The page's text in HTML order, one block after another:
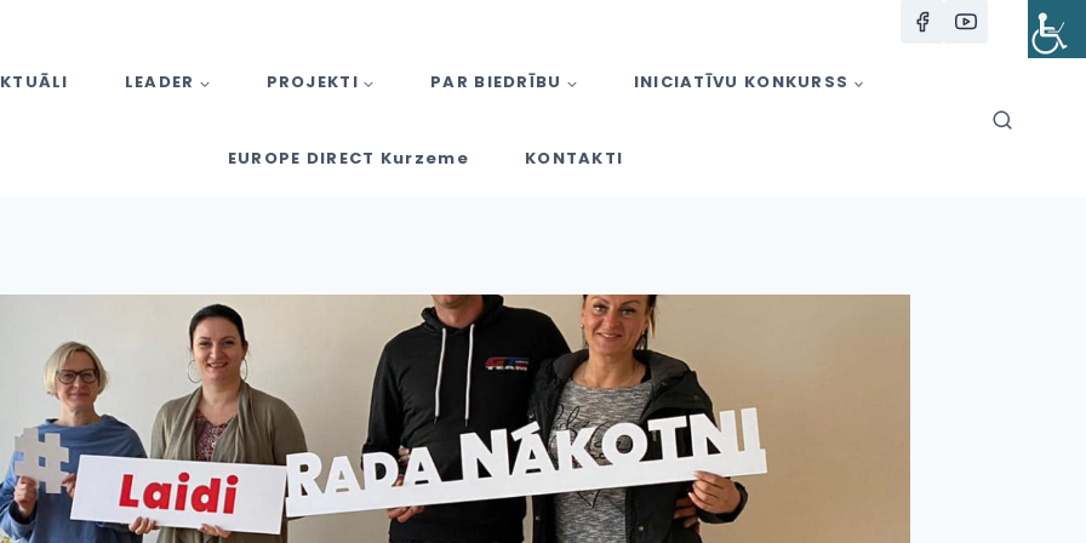
LEADER PROJEKTI PAR BIEDRĪBU INICIATĪVU KONKURSS
EUROPE DIRECT Kurzeme KONTAKTI